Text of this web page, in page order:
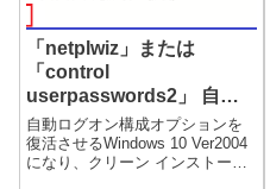
「netplwiz」または
「control
userpasswords2」 自動
ログオン構成オプションを
復活させる方法 Ver2004
自動ログオン構成オプションを
復活させるWindows 10 Ver2004
になり、クリーン インストール